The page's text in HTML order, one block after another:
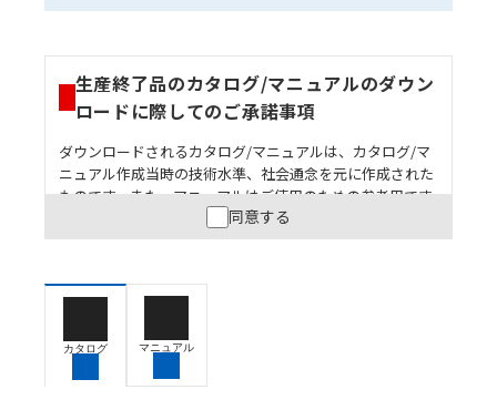
生産終了品のカタログ/マニュアルのダウン
ロードに際してのご承諾事項
ダウンロードされるカタログ/マニュアルは、カタログ/マ
ニュアル作成当時の技術水準、社会通念を元に作成された
ものです。また、マニュアルはご使用のための参考用です
ので、ご使用にあたっての安全性については十分にご配慮
ください。以下の内容をご承諾の上、ご利用ください。
うな用途に使用される場合には、システム全体として
保できるよう設計されていること、および本製品が全
ていることを、必ず事前に確認してください。
同意する
カタログ マニュアル